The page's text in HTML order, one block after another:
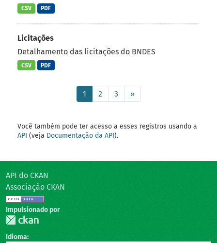
CSV PDF
Licitações
Detalhamento das licitações do BNDES
CSV PDF
1 2 3 »
Você também pode ter acesso a esses registros usando a
API (veja Documentação da API).
API do CKAN
Associação CKAN
Impulsionado por
Idioma